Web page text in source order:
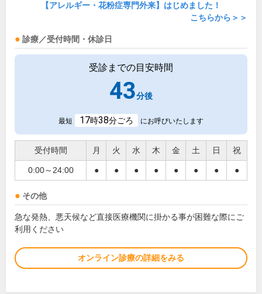
【アレルギー・花粉症専門外来】はじめました！
こちらから＞＞
診療／受付時間・休診日
受診までの目安時間
43分後
最短 17時38分ごろ にお呼びいたします
受付時間 月 火 水 木 金 土 日 祝
0:00～24:00 ● ● ● ● ● ● ● ●
その他
急な発熱、悪天候など直接医療機関に掛かる事が困難な際にご
利用ください
オンライン診療の詳細をみる